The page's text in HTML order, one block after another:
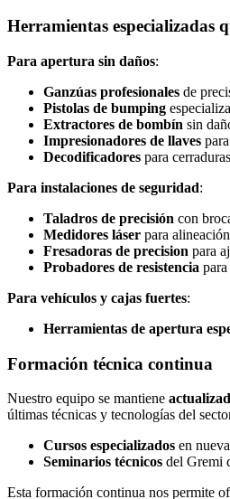
Herramientas especializadas
Para apertura sin daños:
Ganzúas profesionales de
Pistolas de bumping
Extractores de bombín sin
Impresionadores de llaves
Decodificadores para
Para instalaciones de seguridad:
Taladros de precisión con
Medidores láser para
Fresadoras de precision para
Probadores de resistencia
Para vehículos y cajas fuertes:
Herramientas de apertura
Formación técnica continua
Nuestro equipo se mantiene
últimas técnicas y tecnologías del
Cursos especializados en
Seminarios técnicos del Gremi
Esta formación continua nos permite